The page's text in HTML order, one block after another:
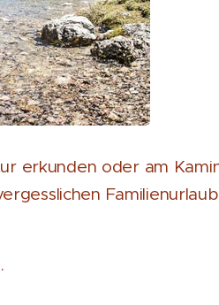
erkunden oder am